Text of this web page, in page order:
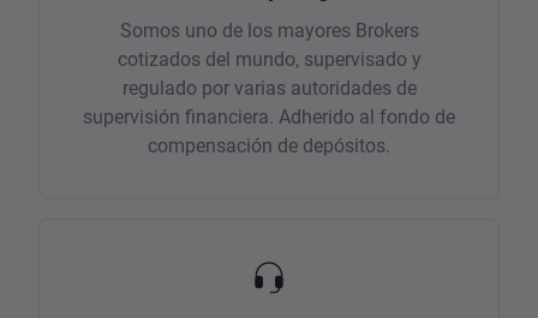
Somos uno de los mayores Brokers
cotizados del mundo, supervisado y
regulado por varias autoridades de
supervisión financiera. Adherido al fondo de
compensación de depósitos.